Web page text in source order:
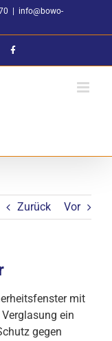
info@bowo-
Zurück Vor
mit
ein
gegen